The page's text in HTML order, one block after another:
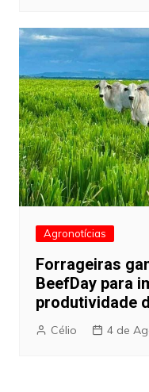
Agronotícias
Forrageiras
BeefDay para
produtividade
Célio 4 de